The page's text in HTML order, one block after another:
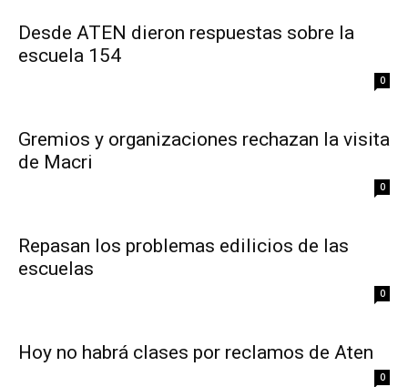
Desde ATEN dieron respuestas sobre la
escuela 154
0
Gremios y organizaciones rechazan la visita
de Macri
0
Repasan los problemas edilicios de las
escuelas
0
Hoy no habrá clases por reclamos de Aten
0